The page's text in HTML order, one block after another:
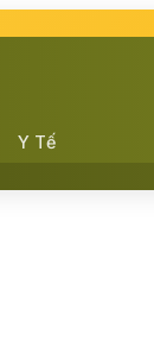
Y Tế